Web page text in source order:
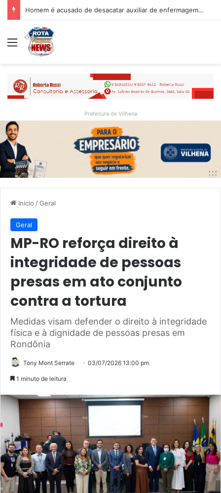
Homem é acusado de desacatar auxiliar de enfermagem no Hospital Regional de Vilhena
Menu
Prefeitura de Vilhena
Inicio /Geral
Geral
MP-RO reforça direito à
integridade de pessoas
presas em ato conjunto
contra a tortura
Medidas visam defender o direito à integridade
física e à dignidade de pessoas presas em
Rondônia
Tony Mont Serrate 03/07/2026 13:00 pm
1 minuto de leitura